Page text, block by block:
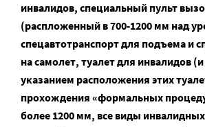
инвалидов, специальный пульт
(распложенный в 700-1200 мм над
спецавтотранспорт для подъема и
на самолет, туалет для инвалидов
указанием расположения этих
прохождения «формальных
более 1200 мм, все виды